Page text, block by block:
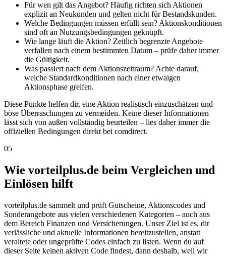
Für wen gilt das Angebot? Häufig richten sich Aktionen
explizit an Neukunden und gelten nicht für Bestandskunden.
Welche Bedingungen müssen erfüllt sein? Aktionskonditionen
sind oft an Nutzungsbedingungen geknüpft.
Wie lange läuft die Aktion? Zeitlich begrenzte Angebote
verfallen nach einem bestimmten Datum – prüfe daher immer
die Gültigkeit.
Was passiert nach dem Aktionszeitraum? Achte darauf,
welche Standardkonditionen nach einer etwaigen
Aktionsphase greifen.
Diese Punkte helfen dir, eine Aktion realistisch einzuschätzen und
böse Überraschungen zu vermeiden. Keine dieser Informationen
lässt sich von außen vollständig beurteilen – lies daher immer die
offiziellen Bedingungen direkt bei comdirect.
05
Wie vorteilplus.de beim Vergleichen und
Einlösen hilft
vorteilplus.de sammelt und prüft Gutscheine, Aktionscodes und
Sonderangebote aus vielen verschiedenen Kategorien – auch aus
dem Bereich Finanzen und Versicherungen. Unser Ziel ist es, dir
verlässliche und aktuelle Informationen bereitzustellen, anstatt
veraltete oder ungeprüfte Codes einfach zu listen. Wenn du auf
dieser Seite keinen aktiven Code findest, dann deshalb, weil wir